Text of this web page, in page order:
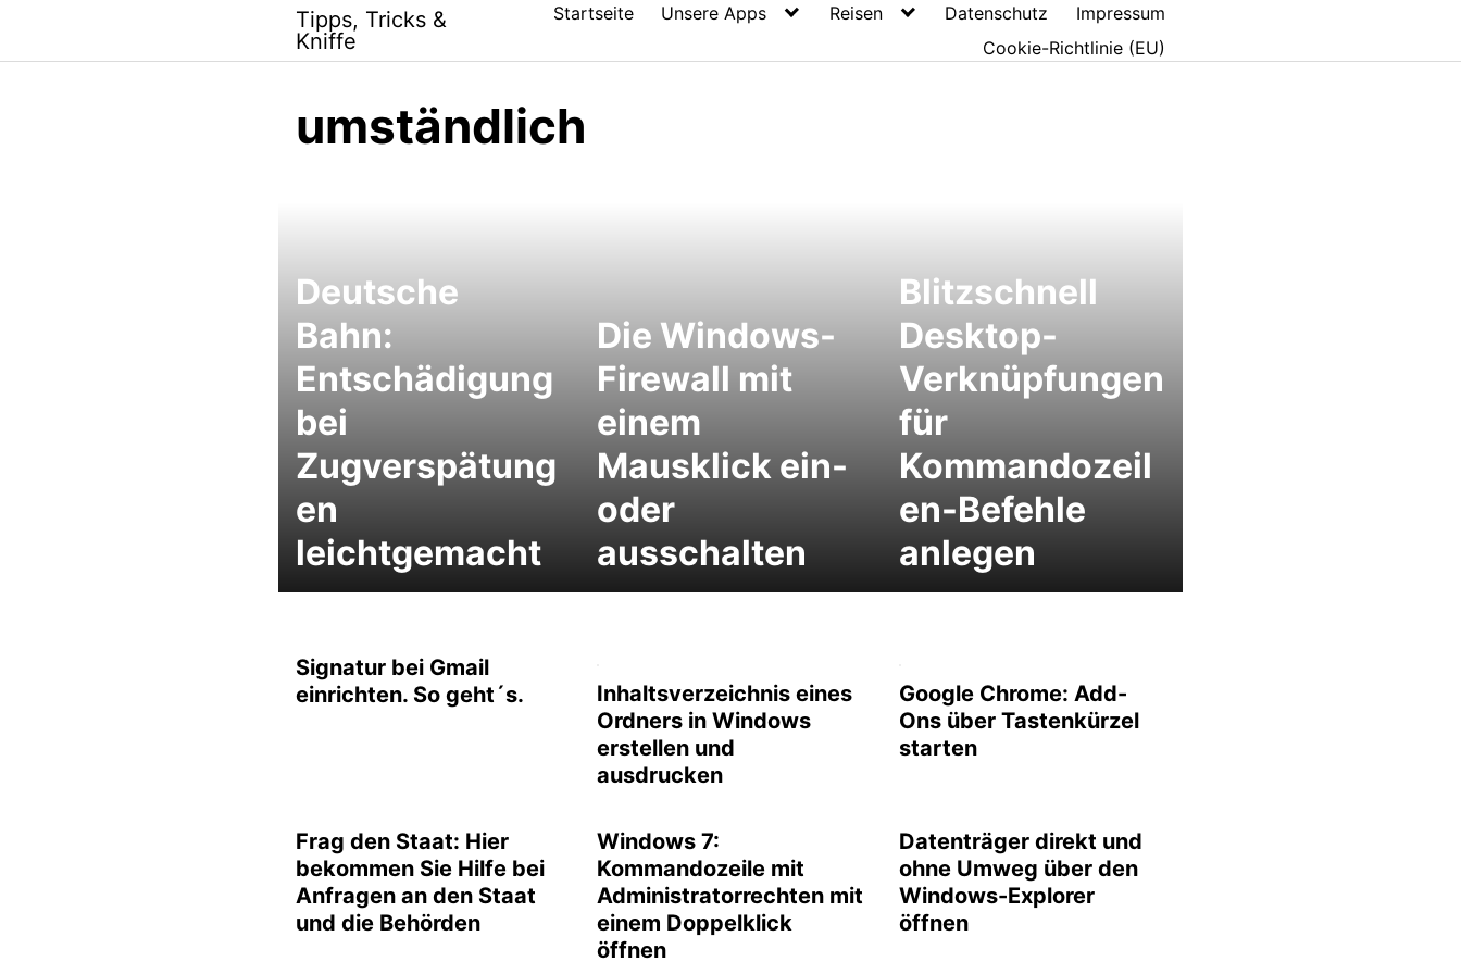
content
Tipps, Tricks &
Kniffe
Startseite Unsere Apps Reisen Datenschutz
Impressum
Cookie-Richtlinie (EU)
umständlich
Deutsche
Bahn:
Entschädigung
bei
Zugverspätung
en
leichtgemacht
Die Windows-
Firewall mit
einem
Mausklick ein-
oder
ausschalten
Blitzschnell
Desktop-
Verknüpfungen
für
Kommandozeil
en-Befehle
anlegen
Signatur bei Gmail
einrichten. So geht´s.
Inhaltsverzeichnis eines
Ordners in Windows
erstellen und
ausdrucken
Google Chrome: Add-
Ons über Tastenkürzel
starten
Frag den Staat: Hier
bekommen Sie Hilfe bei
Anfragen an den Staat
und die Behörden
Windows 7:
Kommandozeile mit
Administratorrechten mit
einem Doppelklick
öffnen
Datenträger direkt und
ohne Umweg über den
Windows-Explorer
öffnen